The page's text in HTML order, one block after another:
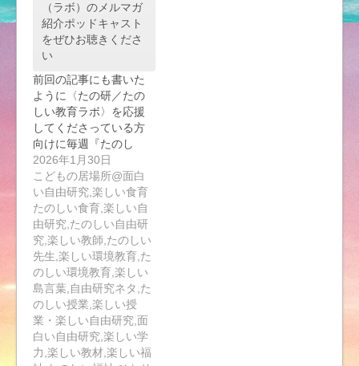
（ラボ）のメルマガ
紹介ポッドキャスト
をぜひお聴きくださ
い
前回の記事にも書いた
ように〈たの研／たの
しい教育ラボ〉を応援
してくださっている方
向けに毎週『たのし
い…
2026年1月30日
こどもの居場所@面白
い自由研究,楽しい食育
たのしい食育,楽しい自
由研究,たのしい自由研
究,楽しい教師,たのしい
先生,楽しい環境教育,た
のしい環境教育,楽しい
島言葉,自由研究ネタ,た
のしい授業,楽しい授
業・楽しい自由研究,面
白い自由研究,楽しい学
力,楽しい教材,楽しい福